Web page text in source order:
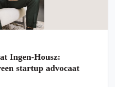
Ingen-Housz:
startup advocaat